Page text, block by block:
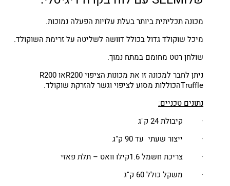
מכונה תכליתית ביותר בעלת עלויות הפעלה נמוכות.
מיכל שוקולד גדול בכולל דוושה לשליטה על זרימת השוקולד.
שולחן רטט מחומם במתח נמוך.
ניתן לחבר למכונה זו את מכונות הציפוי R200או R200
Truffleהכוללות מסוע לציפוי וגשר להזרקת שוקולד.
נתונים טכניים:
· קיבולת 24 ק"ג
· ייצור שעתי עד 90 ק"ג
· צריכת חשמל 1.6קילו וואט – תלת פאזי
· משקל כולל 60 ק"ג